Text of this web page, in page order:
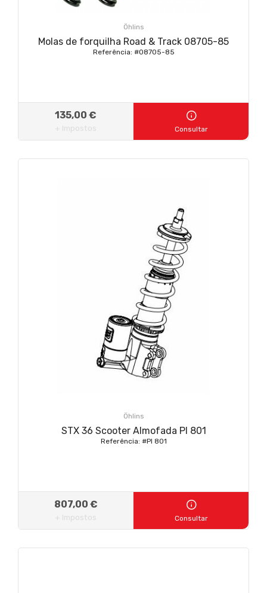
Öhlins
Molas de forquilha Road & Track 08705-85
Referência: #08705-85
135,00 €
+ Impostos Consultar
Öhlins
STX 36 Scooter Almofada PI 801
Referência: #PI 801
807,00 €
+ Impostos Consultar